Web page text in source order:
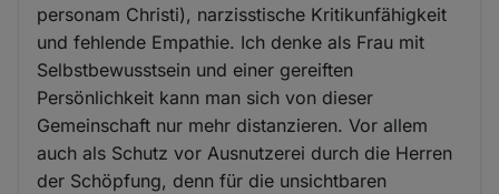
personam Christi), narzisstische Kritikunfähigkeit
und fehlende Empathie. Ich denke als Frau mit
Selbstbewusstsein und einer gereiften
Persönlichkeit kann man sich von dieser
Gemeinschaft nur mehr distanzieren. Vor allem
auch als Schutz vor Ausnutzerei durch die Herren
der Schöpfung, denn für die unsichtbaren